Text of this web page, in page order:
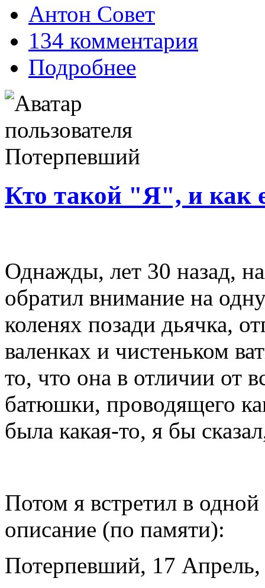
Антон Совет
134 комментария
Подробнее
Кто такой "Я", и как
Однажды, лет 30 назад,
обратил внимание на
коленях позади дьячка,
валенках и чистеньком
то, что она в отличии от
батюшки, проводящего
была какая-то, я бы
Потом я встретил в
описание (по памяти):
Потерпевший, 17